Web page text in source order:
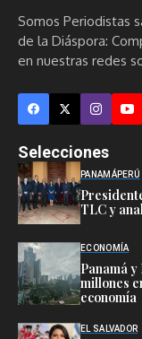
Somos Periodistas
de la Diáspora:
en nuestras redes
Selecciones
PANAMÁPERÚ
TLC y
ECONOMÍA
Panamá
millones
economía
EL SALVADOR